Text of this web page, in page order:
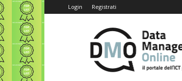
Login Registrati
Data
Manager
Online